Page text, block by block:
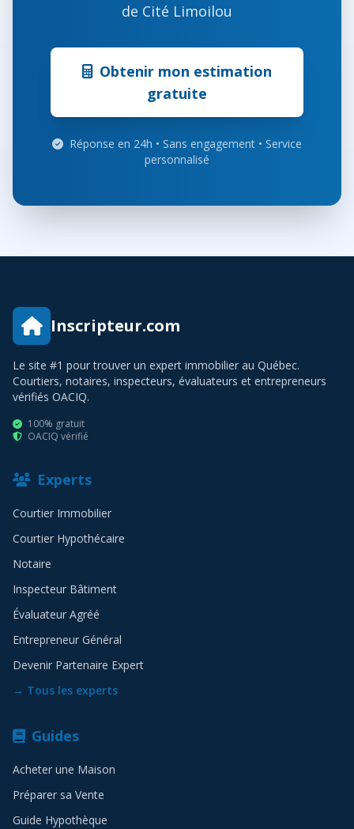
de Cité Limoilou
Obtenir mon estimation
gratuite
Réponse en 24h • Sans engagement • Service
personnalisé
Inscripteur.com
Le site #1 pour trouver un expert immobilier au Québec.
Courtiers, notaires, inspecteurs, évaluateurs et entrepreneurs
vérifiés OACIQ.
100% gratuit
OACIQ vérifié
Experts
Courtier Immobilier
Courtier Hypothécaire
Notaire
Inspecteur Bâtiment
Évaluateur Agréé
Entrepreneur Général
Devenir Partenaire Expert
→ Tous les experts
Guides
Acheter une Maison
Préparer sa Vente
Guide Hypothèque